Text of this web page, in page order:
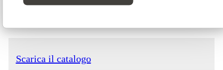
Scarica il catalogo